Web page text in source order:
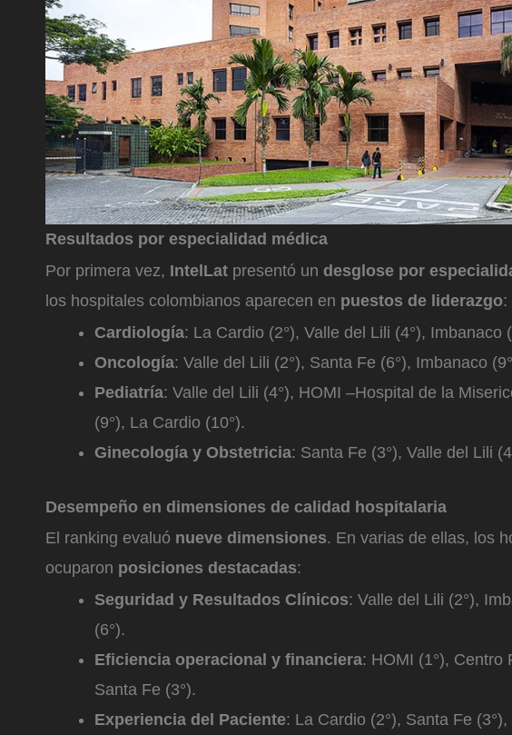
Resultados por especialidad médica
Por primera vez, IntelLat presentó un desglose por
los hospitales colombianos aparecen en puestos de liderazgo:
Cardiología: La Cardio (2°), Valle del Lili (4°), Imbanaco
Oncología: Valle del Lili (2°), Santa Fe (6°), Imbanaco
Pediatría: Valle del Lili (4°), HOMI –Hospital de la
(9°), La Cardio (10°).
Ginecología y Obstetricia: Santa Fe (3°), Valle del Lili
Desempeño en dimensiones de calidad hospitalaria
El ranking evaluó nueve dimensiones. En varias de ellas, los
ocuparon posiciones destacadas:
Seguridad y Resultados Clínicos: Valle del Lili (2°),
(6°).
Eficiencia operacional y financiera: HOMI (1°), Centro
Santa Fe (3°).
Experiencia del Paciente: La Cardio (2°), Santa Fe